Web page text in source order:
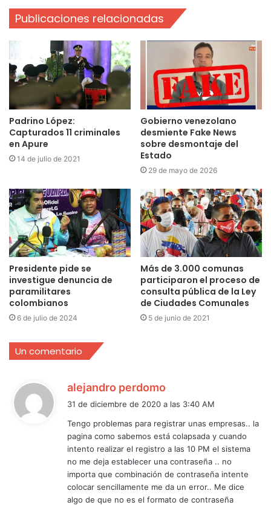
Publicaciones relacionadas
Padrino López:
Capturados 11 criminales
en Apure
14 de julio de 2021
Gobierno venezolano
desmiente Fake News
sobre desmontaje del
Estado
29 de mayo de 2026
Presidente pide se
investigue denuncia de
paramilitares
colombianos
6 de julio de 2024
Más de 3.000 comunas
participaron el proceso de
consulta pública de la Ley
de Ciudades Comunales
5 de junio de 2021
Un comentario
alejandro perdomo
e
:
31 de diciembre de 2020 a las 3:40 AM
Tengo problemas para registrar unas empresas.. la
pagina como sabemos está colapsada y cuando
intento realizar el registro a las 10 PM el sistema
no me deja establecer una contraseña .. no
importa que combinación de contraseña intente
colocar sencillamente me da un error.. Me dice
algo de que no es el formato de contraseña